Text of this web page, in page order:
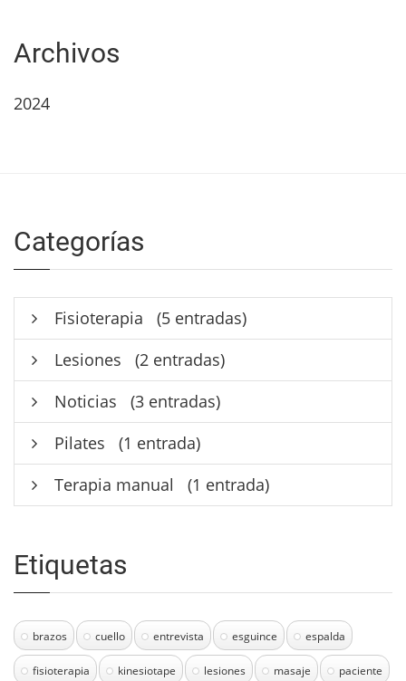
Archivos
2024
Categorías
Fisioterapia
(5 entradas)
Lesiones
(2 entradas)
Noticias
(3 entradas)
Pilates
(1 entrada)
Terapia manual
(1 entrada)
Etiquetas
brazos cuello entrevista esguince espalda
fisioterapia kinesiotape lesiones masaje paciente